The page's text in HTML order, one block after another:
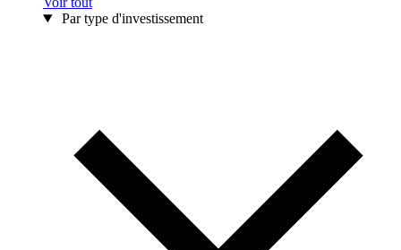
Par type d'investissement